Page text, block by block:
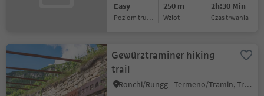
Easy
Poziom trudności
250 m
Wzlot
2h:30 Min
czas trwania
Gewürztraminer hiking
trail
Ronchi/Rungg - Termeno/Tramin, Tramin an der Weinstraße/Termeno sulla Strada del Vino, Alto Adige Wine Road